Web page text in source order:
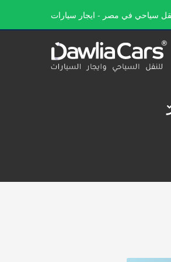
سياحي في مصر - ايجار سيارات